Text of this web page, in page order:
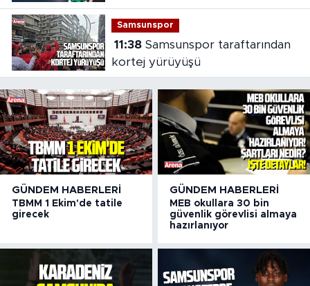
Samsunspor
11:38Samsunspor taraftarından
kortej yürüyüşü
GÜNDEM HABERLERI
TBMM 1 Ekim'de tatile
girecek
GÜNDEM HABERLERI
MEB okullara 30 bin
güvenlik görevlisi almaya
hazırlanıyor